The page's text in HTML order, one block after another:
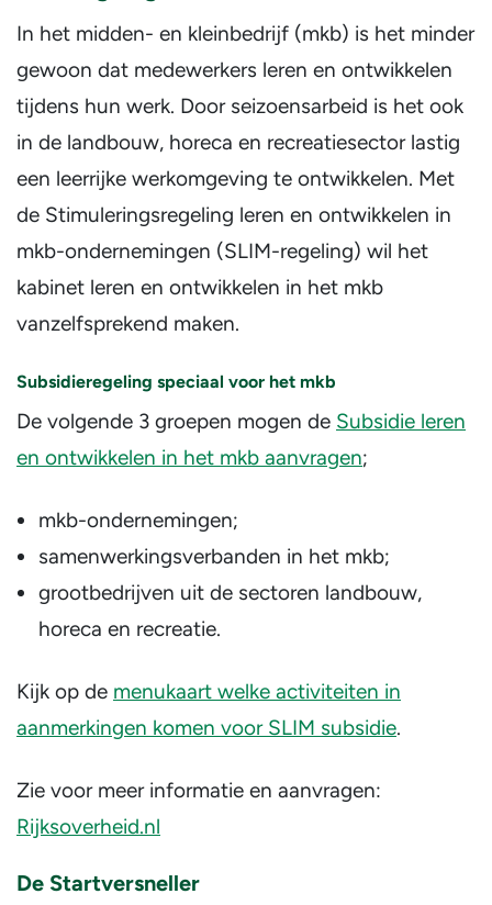
In het midden- en kleinbedrijf (mkb) is het minder
gewoon dat medewerkers leren en ontwikkelen
tijdens hun werk. Door seizoensarbeid is het ook
in de landbouw, horeca en recreatiesector lastig
een leerrijke werkomgeving te ontwikkelen. Met
de Stimuleringsregeling leren en ontwikkelen in
mkb-ondernemingen (SLIM-regeling) wil het
kabinet leren en ontwikkelen in het mkb
vanzelfsprekend maken.
Subsidieregeling speciaal voor het mkb
De volgende 3 groepen mogen de Subsidie leren
en ontwikkelen in het mkb aanvragen;
mkb-ondernemingen;
samenwerkingsverbanden in het mkb;
grootbedrijven uit de sectoren landbouw,
horeca en recreatie.
Kijk op de menukaart welke activiteiten in
aanmerkingen komen voor SLIM subsidie.
Zie voor meer informatie en aanvragen:
Rijksoverheid.nl
De Startversneller